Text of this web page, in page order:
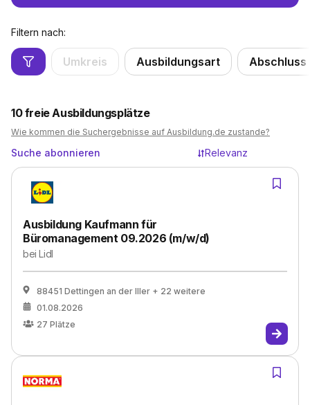
Filtern nach:
Umkreis Ausbildungsart Abschluss
10freie Ausbildungsplätze
Wie kommen die Suchergebnisse auf Ausbildung.de zustande?
Suche abonnieren Relevanz
Ausbildung Kaufmann für
Büromanagement 09.2026 (m/w/d)
beiLidl
88451 Dettingen an der Iller + 22 weitere
01.08.2026
27 Plätze